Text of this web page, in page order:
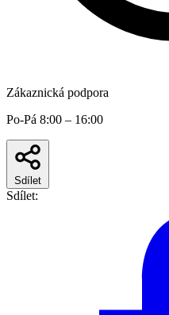
Zákaznická podpora
Po-Pá 8:00 – 16:00
Sdílet
Sdílet: